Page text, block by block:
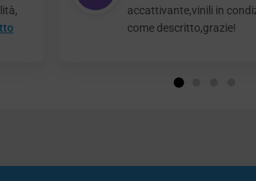
accattivante,vinili in
come descritto,grazie!